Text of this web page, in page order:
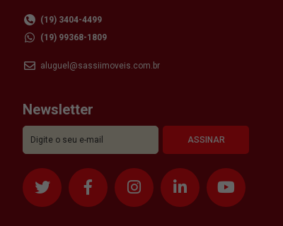
(19) 3404-4499
(19) 99368-1809
aluguel@sassiimoveis.com.br
Newsletter